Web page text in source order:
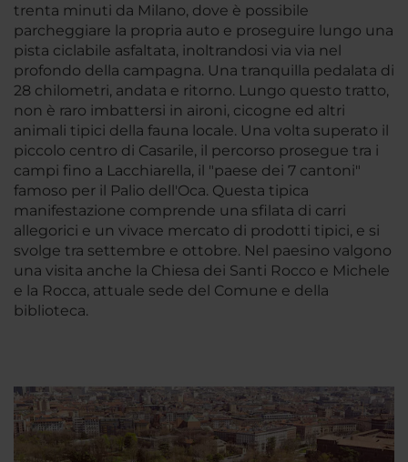
trenta minuti da Milano, dove è possibile
parcheggiare la propria auto e proseguire lungo una
pista ciclabile asfaltata, inoltrandosi via via nel
profondo della campagna. Una tranquilla pedalata di
28 chilometri, andata e ritorno. Lungo questo tratto,
non è raro imbattersi in aironi, cicogne ed altri
animali tipici della fauna locale. Una volta superato il
piccolo centro di Casarile, il percorso prosegue tra i
campi fino a Lacchiarella, il "paese dei 7 cantoni"
famoso per il Palio dell'Oca. Questa tipica
manifestazione comprende una sfilata di carri
allegorici e un vivace mercato di prodotti tipici, e si
svolge tra settembre e ottobre. Nel paesino valgono
una visita anche la Chiesa dei Santi Rocco e Michele
e la Rocca, attuale sede del Comune e della
biblioteca.